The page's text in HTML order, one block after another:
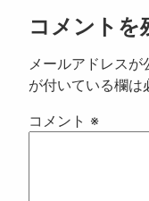
コメントを
メールアドレスが
が付いている欄は
コメント ※